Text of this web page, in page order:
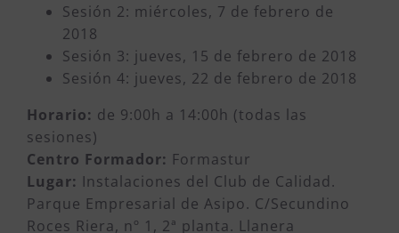
Sesión 2: miércoles, 7 de febrero de
2018
Sesión 3: jueves, 15 de febrero de 2018
Sesión 4: jueves, 22 de febrero de 2018
Horario: de 9:00h a 14:00h (todas las
sesiones)
Centro Formador: Formastur
Lugar: Instalaciones del Club de Calidad.
Parque Empresarial de Asipo. C/Secundino
Roces Riera, nº 1, 2ª planta. Llanera